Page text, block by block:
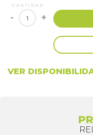
CANTIDAD
- +
VER